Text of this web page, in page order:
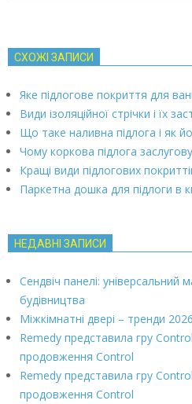
СХОЖІ ЗАПИСИ
Яке підлогове покриття для
Види ізоляційної стрічки і їх
Що таке наливна підлога і як
Чому коркова підлога
Кращі види підлогових
Паркетна дошка для підлоги в
НЕДАВНІ ЗАПИСИ
Сендвіч панелі: універсальний
будівництва
Міжкімнатні двері – тренди
Remedy представила гру
продовження Control
Remedy представила гру
продовження Control